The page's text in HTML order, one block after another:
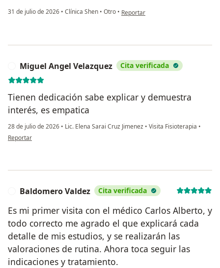
31 de julio de 2026 • Clínica Shen • Otro • en opinión del usuario Jats
Reportar
Miguel Angel Velazquez Cita verificada
Tienen dedicación sabe explicar y demuestra
interés, es empatica
28 de julio de 2026 • Lic. Elena Sarai Cruz Jimenez • Visita Fisioterapia •
en opinión del usuario Miguel Angel Velazquez
Reportar
Baldomero Valdez Cita verificada
Es mi primer visita con el médico Carlos Alberto, y
todo correcto me agrado el que explicará cada
detalle de mis estudios, y se realizarán las
valoraciones de rutina. Ahora toca seguir las
indicaciones y tratamiento.